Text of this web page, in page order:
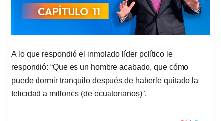
A lo que respondió el inmolado líder político le
respondió: “Que es un hombre acabado, que cómo
puede dormir tranquilo después de haberle quitado la
felicidad a millones (de ecuatorianos)”.